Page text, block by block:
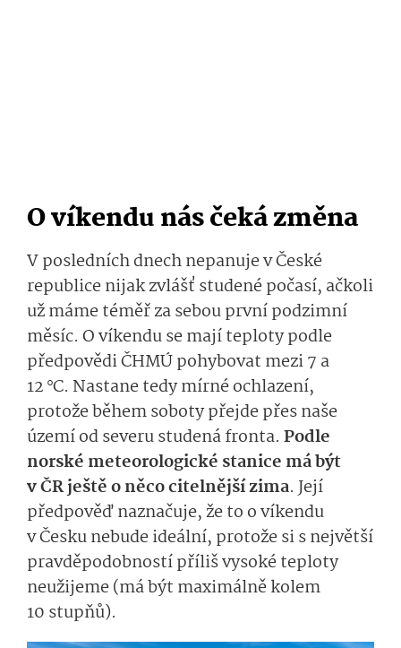
O víkendu nás čeká změna
V posledních dnech nepanuje v České
republice nijak zvlášť studené počasí, ačkoli
už máme téměř za sebou první podzimní
měsíc. O víkendu se mají teploty podle
předpovědi ČHMÚ pohybovat mezi 7 a
12 °C. Nastane tedy mírné ochlazení,
protože během soboty přejde přes naše
území od severu studená fronta. Podle
norské meteorologické stanice má být
v ČR ještě o něco citelnější zima. Její
předpověď naznačuje, že to o víkendu
v Česku nebude ideální, protože si s největší
pravděpodobností příliš vysoké teploty
neužijeme (má být maximálně kolem
10 stupňů).